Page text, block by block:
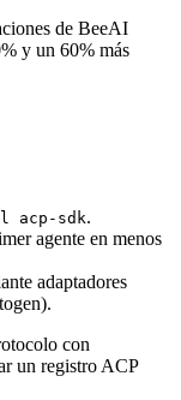
de BeeAI
y un 60% más
acp-sdk.
agente en menos
adaptadores
con
un registro ACP